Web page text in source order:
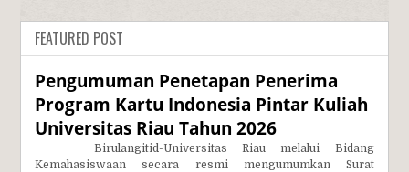
FEATURED POST
Pengumuman Penetapan Penerima
Program Kartu Indonesia Pintar Kuliah
Universitas Riau Tahun 2026
Birulangitid-Universitas Riau melalui Bidang
Kemahasiswaan secara resmi mengumumkan Surat